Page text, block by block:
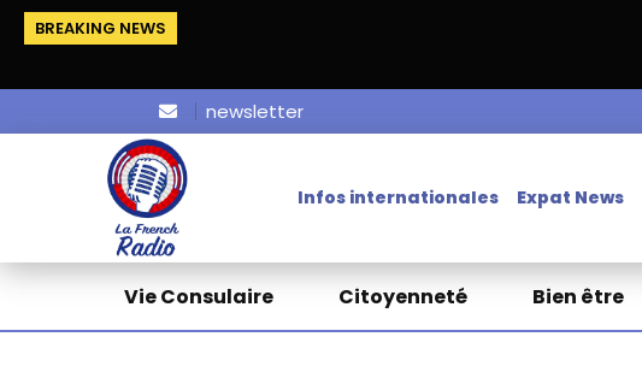
BREAKING NEWS
newsletter
Infos internationales Expat News
Vie Consulaire Citoyenneté Bien être